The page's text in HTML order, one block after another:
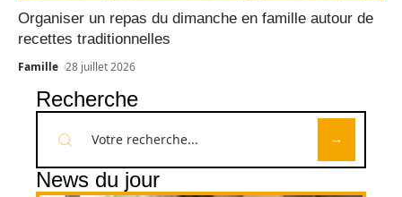
Organiser un repas du dimanche en famille autour de
recettes traditionnelles
Famille 28 juillet 2026
Recherche
News du jour